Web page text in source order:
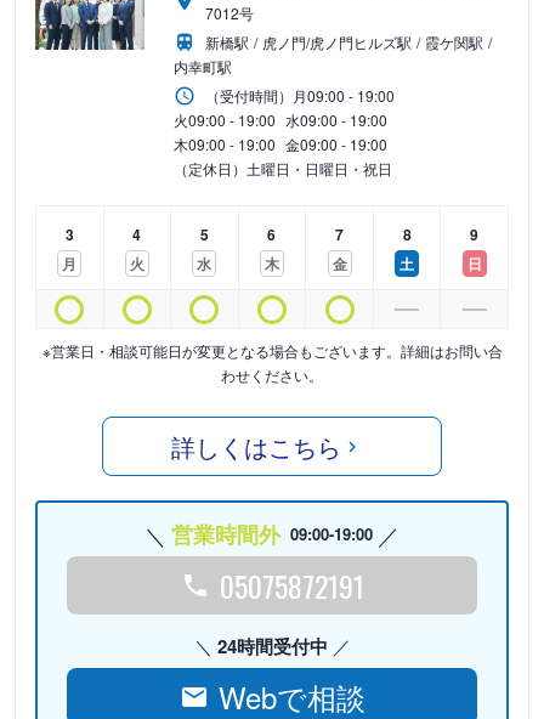
7012号
新橋駅
虎ノ門/虎ノ門ヒルズ駅
霞ケ関駅
内幸町駅
（受付時間） 月09:00 - 19:00
火09:00 - 19:00 水09:00 - 19:00
木09:00 - 19:00 金09:00 - 19:00
（定休日）土曜日・日曜日・祝日
3
月
4
火
5
水
6
木
7
金
8
土
9
日
※営業日・相談可能日が変更となる場合もございます。詳細はお問い合
わせください。
詳しくはこちら
営業時間外 09:00-19:00
05075872191
24時間受付中
Webで相談